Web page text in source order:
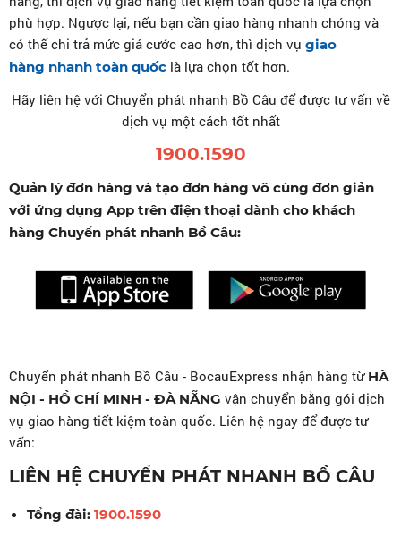
phù hợp. Ngược lại, nếu bạn cần giao hàng nhanh chóng và
có thể chi trả mức giá cước cao hơn, thì dịch vụ giao
hàng nhanh toàn quốc là lựa chọn tốt hơn.
Hãy liên hệ với Chuyển phát nhanh Bồ Câu để được tư vấn về
dịch vụ một cách tốt nhất
1900.1590
Quản lý đơn hàng và tạo đơn hàng vô cùng đơn giản
với ứng dụng App trên điện thoại dành cho khách
hàng Chuyển phát nhanh Bồ Câu:
Chuyển phát nhanh Bồ Câu - BocauExpress nhận hàng từ HÀ
NỘI - HỒ CHÍ MINH - ĐÀ NẴNG vận chuyển bằng gói dịch
vụ giao hàng tiết kiệm toàn quốc. Liên hệ ngay để được tư
vấn:
LIÊN HỆ CHUYỂN PHÁT NHANH BỒ CÂU
Tổng đài: 1900.1590